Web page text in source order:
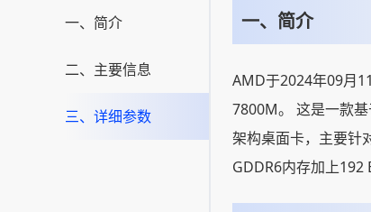
一、简介
二、主要信息
三、详细参数
一、简介
AMD于2024年09月
7800M。 这是一款
架构桌面卡，主要针
GDDR6内存加上192